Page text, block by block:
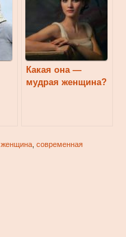
Какая она —
мудрая женщина?
женщина, современная